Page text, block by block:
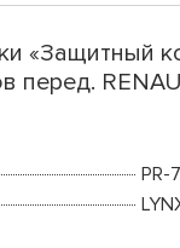
«Защитный
перед.
PR-